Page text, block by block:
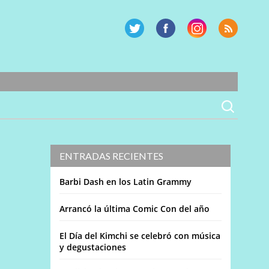
ENTRADAS RECIENTES
Barbi Dash en los Latin Grammy
Arrancó la última Comic Con del año
El Día del Kimchi se celebró con música
y degustaciones